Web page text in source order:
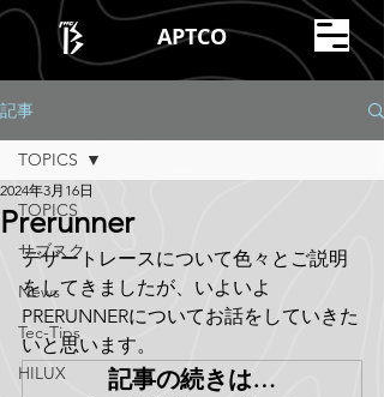
APTCO
記事
TOPICS
サブスク
News
Tec-Tips
HILUX
TOPICS
Prerunner
2024年3月16日
デザートレースについて色々とご説明
をしてきましたが、いよいよ
PRERUNNERについてお話をしていきた
いと思います。
記事の続きは…